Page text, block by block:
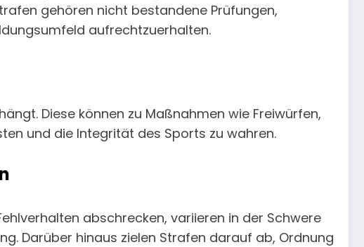
gehören nicht bestandene Prüfungen,
aufrechtzuerhalten.
Diese können zu Maßnahmen wie Freiwürfen,
und die Integrität des Sports zu wahren.
abschrecken, variieren in der Schwere
Darüber hinaus zielen Strafen darauf ab, Ordnung